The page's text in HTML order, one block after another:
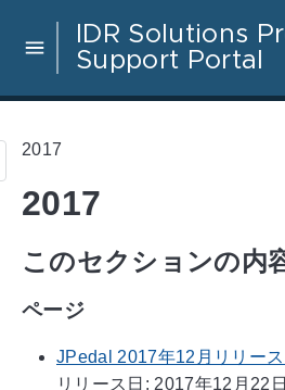
IDR Solutions
Support Portal
2017
2017
このセクションの内
ページ
JPedal 2017年12月リリー
リリース日: 2017年12月22